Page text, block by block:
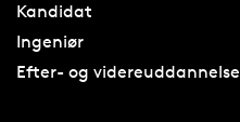
Kandidat
Ingeniør
Efter- og videreuddannelse